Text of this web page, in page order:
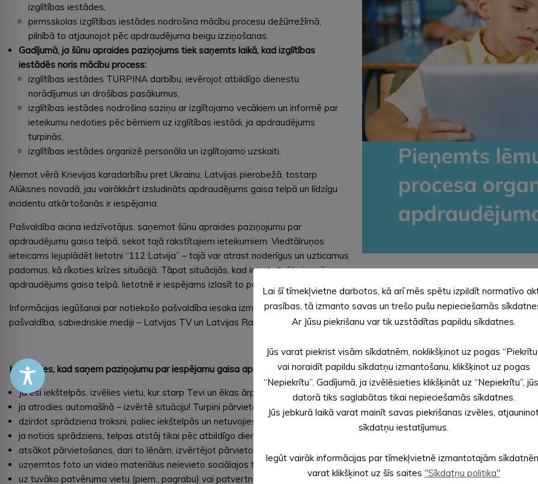
izglītības iestādes,
pirmsskolas izglītības iestādes nodrošina mācību procesu dežūrrežīmā,
pilnībā to atjaunojot pēc apdraudējuma beigu izziņošanas.
Gadījumā, ja šūnu apraides paziņojums tiek saņemts laikā, kad izglītības
iestādēs noris mācību process:
izglītības iestādes TURPINA darbību, ievērojot atbildīgo dienestu
norādījumus un drošības pasākumus,
izglītības iestādes nodrošina saziņu ar izglītojamo vecākiem un informē par
ieteikumu nedoties pēc bērniem uz izglītības iestādi, ja apdraudējums
turpinās,
izglītības iestādes organizē personāla un izglītojamo uzskaiti.
Ņemot vērā Krievijas karadarbību pret Ukrainu, Latvijas pierobežā, tostarp
Alūksnes novadā, jau vairākkārt izsludināts apdraudējums gaisa telpā un līdzīgu
incidentu atkārtošanās ir iespējama.
Pašvaldība aicina iedzīvotājus, saņemot šūnu apraides paziņojumu par
apdraudējumu gaisa telpā, sekot tajā rakstītajiem ieteikumiem. Viedtālruņos
ieteicams lejuplādēt lietotni “112 Latvija” – tajā var atrast noderīgus un uzticamus
padomus, kā rīkoties krīzes situācijā. Tāpat situācijās, kad ir izsludināts iespējams
apdraudējums gaisa telpā, lietotnē ir iespējams izlasīt to pašu ziņu, kas izsūtīta šūnu apraides paziņojumā.
Informācijas iegūšanai par notiekošo pašvaldība iesaka izmantot tikai oficiālos informācijas avotus (Nacionālie bruņotie spēki,
pašvaldība, sabiedriskie mediji – Latvijas TV un Latvijas Radio) un ievērot atbildīgo dienestu norādījumus.
Kā rīkoties, kad saņem paziņojumu par iespējamu gaisa apdraudējumu?
Ja esi iekštelpās, izvēlies vietu, kur starp Tevi un ēkas ārpusi ir vismaz divas sienas;
ja atrodies automašīnā – izvērtē situāciju! Turpini pārvietoties līdz drošai vietai vai nekavējoties izkāp, attālinies no ceļa un
dzirdot sprādziena troksni, paliec iekštelpās un netuvojies logiem un durvīm;
ja noticis sprādziens, telpas atstāj tikai pēc atbildīgo dienestu paziņojuma saņemšanas vai ne ātrāk kā 10 minūtes no
atsākot pārvietošanos, dari to lēnām, izvērtējot pārvietošanās maršruta drošību;
uzņemtos foto un video materiālus neievieto sociālajos tīklos, lai neradītu iespēju to izmantošanai dezinformācijā;
uz tuvāko patvēruma vietu (piem., pagrabu) vai patvertni dodies tikai tad, ja saņemtajā šūnu apraides ziņā ir norādīts, ka
Lai šī tīmekļvietne darbotos, kā arī mēs spētu izpildīt normatīvo
prasības, tā izmanto savas un trešo pušu nepieciešamās
Ar Jūsu piekrišanu var tik uzstādītas papildu sīkdatnes.
Jūs varat piekrist visām sīkdatnēm, noklikšķinot uz pogas
vai noraidīt papildu sīkdatņu izmantošanu, klikšķinot uz pogas
“Nepiekrītu”. Gadījumā, ja izvēlēsieties klikšķināt uz “Nepiekrītu”,
datorā tiks saglabātas tikai nepieciešamās sīkdatnes.
Jūs jebkurā laikā varat mainīt savas piekrišanas izvēles,
sīkdatņu iestatījumus.
Iegūt vairāk informācijas par tīmekļvietnē izmantotajām
varat klikšķinot uz šīs saites "Sīkdatņu politika"